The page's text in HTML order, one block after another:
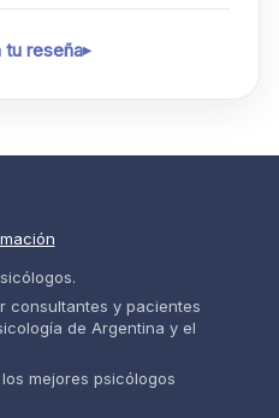
tu reseña
consultantes y pacientes
de Argentina y el
mejores psicólogos